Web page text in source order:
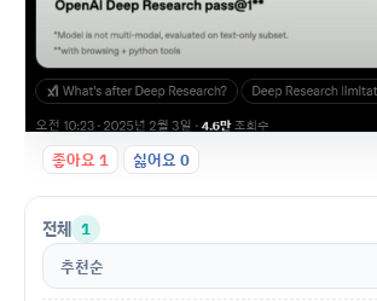
좋아요 1 싫어요 0
전체 1